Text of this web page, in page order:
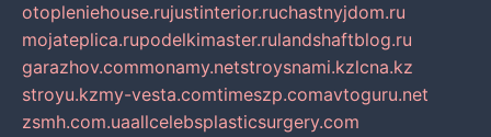
otopleniehouse.rujustinterior.ruchastnyjdom.ru
mojateplica.rupodelkimaster.rulandshaftblog.ru
garazhov.commonamy.netstroysnami.kzlcna.kz
stroyu.kzmy-vesta.comtimeszp.comavtoguru.net
zsmh.com.uaallcelebsplasticsurgery.com